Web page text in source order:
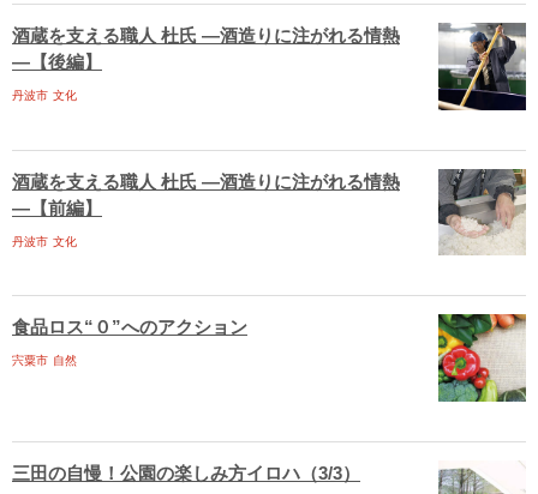
酒蔵を支える職人 杜氏 ―酒造りに注がれる情熱
―【後編】
丹波市 文化
酒蔵を支える職人 杜氏 ―酒造りに注がれる情熱
―【前編】
丹波市 文化
食品ロス“０”へのアクション
宍粟市 自然
三田の自慢！公園の楽しみ方イロハ（3/3）